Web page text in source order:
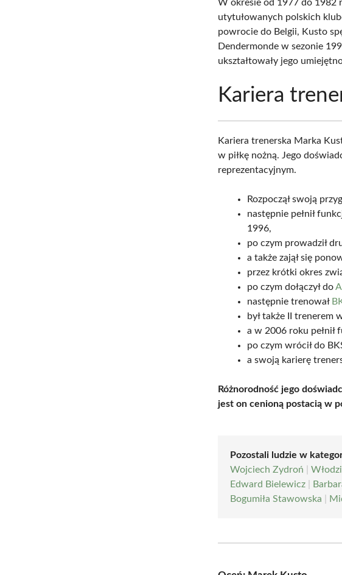
W okresie od 1977 do 1982
utytułowanych polskich
powrocie do Belgii, Kusto
Dendermonde w sezonie
ukształtowały jego
Kariera
Kariera trenerska Marka
w piłkę nożną. Jego
reprezentacyjnym.
Rozpoczął swoją
następnie pełnił
1996,
po czym prowadził
a także zajął się
przez krótki okres
po czym dołączył do
następnie trenował
był także II trenerem
a w 2006 roku
po czym wrócił do
a swoją karierę
Różnorodność jego
jest on cenioną postacią w
Pozostali ludzie w
Wojciech Zydroń
Edward Bielewicz
Bogumiła Stawowska